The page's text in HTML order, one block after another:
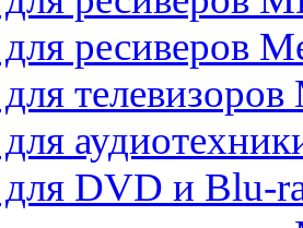
ресиверов
телевизоров
DVD и Blu-